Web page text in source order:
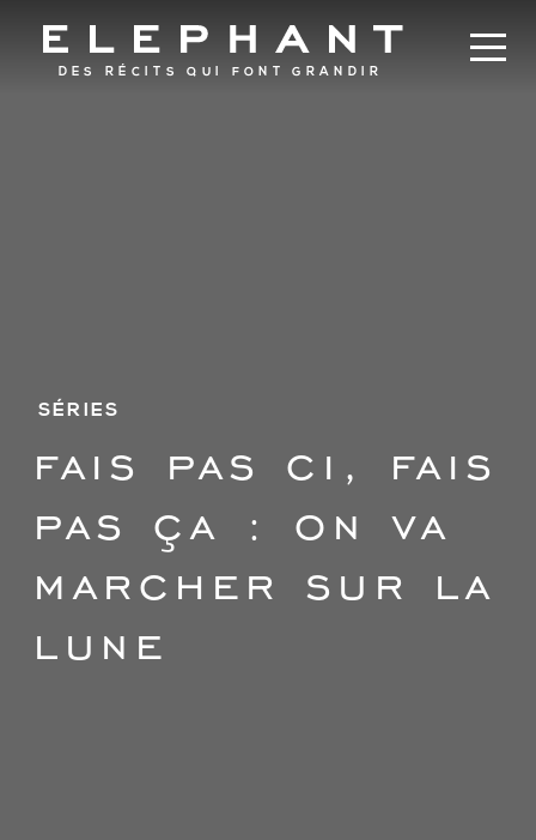
DES RÉCITS QUI FONT GRANDIR
SÉRIES
fais pas ci, fais
pas ça : on va
marcher sur la
lune